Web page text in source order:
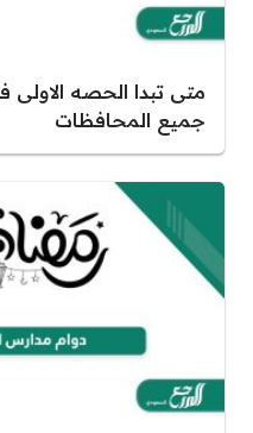
جميع المحافظات